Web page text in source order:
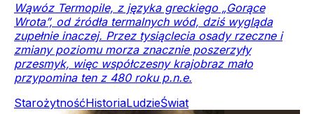
Wąwóz Termopile, z języka greckiego „Gorące
Wrota”, od źródła termalnych wód, dziś wygląda
zupełnie inaczej. Przez tysiąclecia osady rzeczne i
zmiany poziomu morza znacznie poszerzyły
przesmyk, więc współczesny krajobraz mało
przypomina ten z 480 roku p.n.e.
StarożytnośćHistoriaLudzieŚwiat